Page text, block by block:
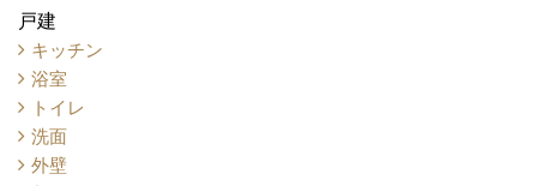
戸建
キッチン
浴室
トイレ
洗面
外壁